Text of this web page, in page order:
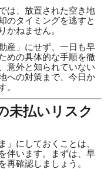
は、放置された空き地
のタイミングを逃すと
かねません。
産」にせず、一日も早
めの具体的な手順を徹
意外と知られていない
への対策まで、今日か
。
未払いリスク
」にしておくことは、
伴います。まずは、早
再確認しましょう。